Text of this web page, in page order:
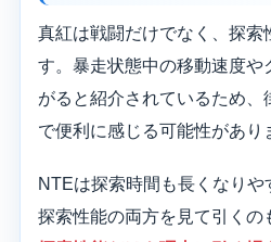
真紅は戦闘だけでなく、探索
す。暴走状態中の移動速度や
がると紹介されているため、
で便利に感じる可能性があり
NTEは探索時間も長くなりや
探索性能の両方を見て引くの